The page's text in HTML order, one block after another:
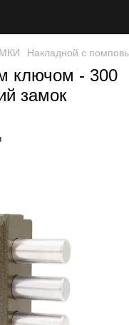
Накладной с
ключом - 300
замок